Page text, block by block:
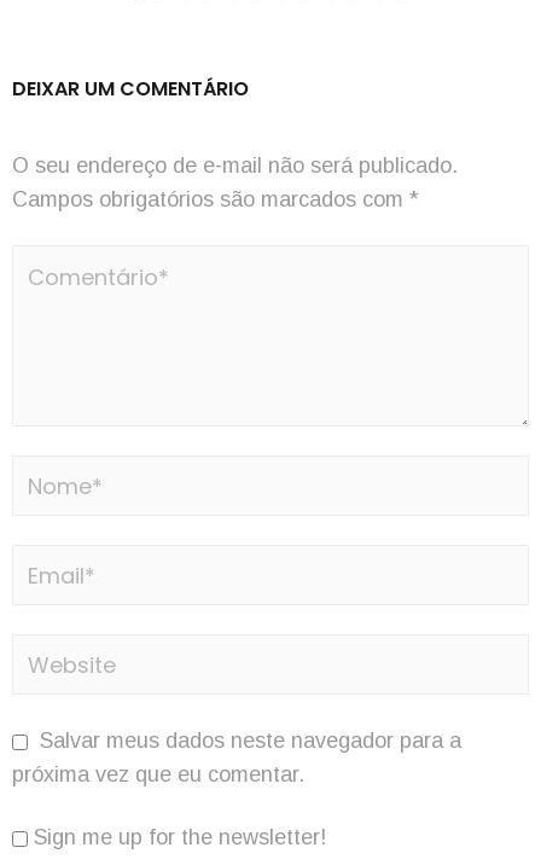
DEIXAR UM COMENTÁRIO
O seu endereço de e-mail não será publicado.
Campos obrigatórios são marcados com *
Salvar meus dados neste navegador para a
próxima vez que eu comentar.
Sign me up for the newsletter!